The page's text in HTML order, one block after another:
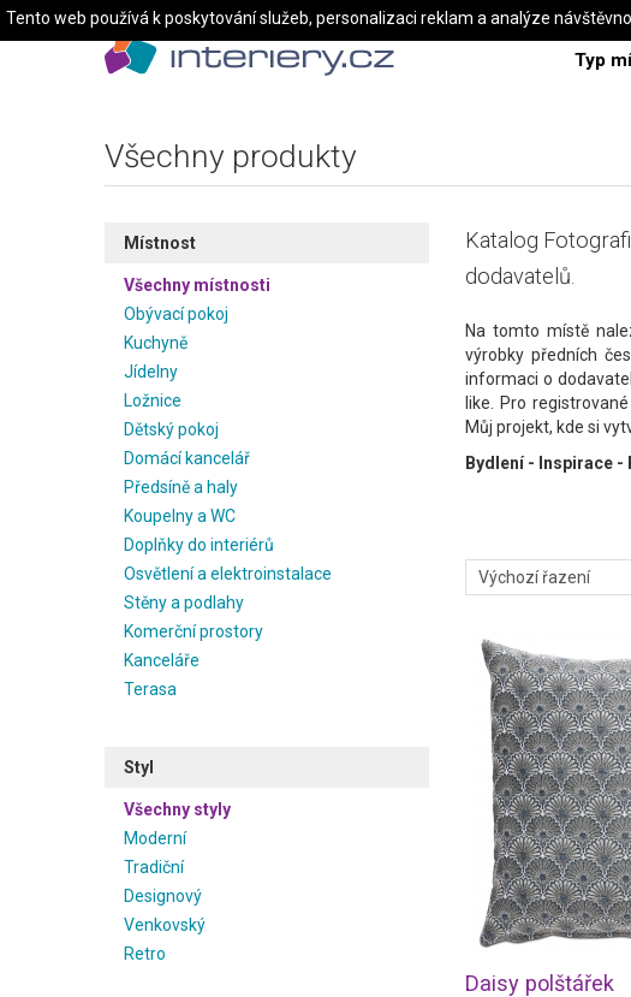
Typ
Všechny produkty
Místnost
Všechny místnosti
Obývací pokoj
Kuchyně
Jídelny
Ložnice
Dětský pokoj
Domácí kancelář
Předsíně a haly
Koupelny a WC
Doplňky do interiérů
Osvětlení a elektroinstalace
Stěny a podlahy
Komerční prostory
Kanceláře
Terasa
Styl
Všechny styly
Moderní
Tradiční
Designový
Venkovský
Retro
Katalog
dodavatelů.
Na tomto místě
výrobky předních
informaci o
like. Pro
Můj projekt, kde si
Bydlení - Inspirace
Daisy polštářek
Tento web používá k poskytování služeb, personalizaci reklam a analýze